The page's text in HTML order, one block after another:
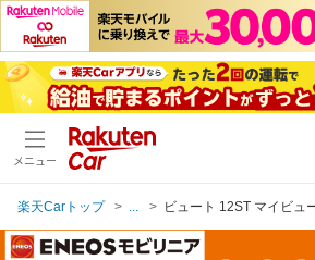
メニュー
楽天Carトップ ビュート 12ST マイビュ